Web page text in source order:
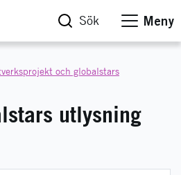
Sök Meny
och globalstars
utlysning